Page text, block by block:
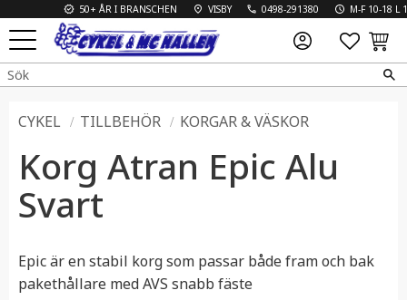
Meny
50+ ÅR I BRANSCHEN VISBY 0498-291380 M-F 10-18 L 10-
CYKEL TILLBEHÖR KORGAR & VÄSKOR
Korg Atran Epic Alu
Svart
​Epic är en stabil korg som passar både fram och bak
pakethållare med AVS snabb fäste